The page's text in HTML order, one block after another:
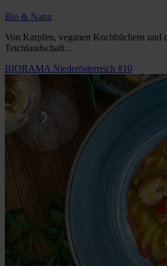
Bio & Natur
Von Karpfen, veganen Kochbüchern und
Teichlandschaft...
BIORAMA Niederösterreich #10